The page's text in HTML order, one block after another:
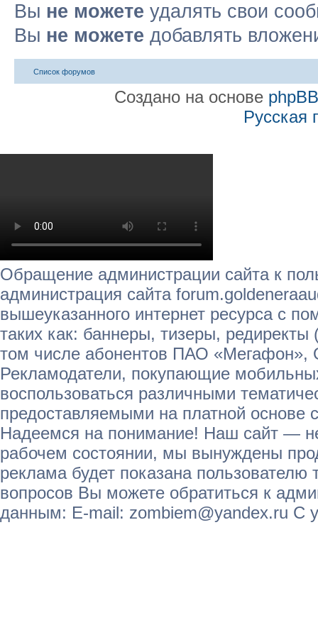
Вы не можете удалять свои
Вы не можете добавлять
Список форумов
Создано на основе phpBB
Русская
Обращение администрации сайта к
администрация сайта
вышеуказанного интернет ресурса с
таких как: баннеры, тизеры,
том числе абонентов ПАО
Рекламодатели, покупающие
воспользоваться различными
предоставляемыми на платной основе
Надеемся на понимание! Наш сайт —
рабочем состоянии, мы вынуждены
реклама будет показана пользователю
вопросов Вы можете обратиться к
данным: E-mail: zombiem@yandex.ru С